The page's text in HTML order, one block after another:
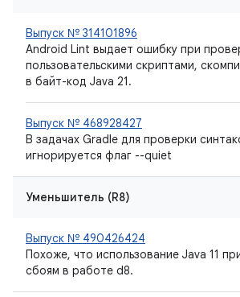
Выпуск № 314101896
Android Lint выдает ошибку при
пользовательскими скриптами,
в байт-код Java 21.
Выпуск № 468928427
В задачах Gradle для проверки
игнорируется флаг --quiet
Уменьшитель (R8)
Выпуск № 490426424
Похоже, что использование Java 11
сбоям в работе d8.